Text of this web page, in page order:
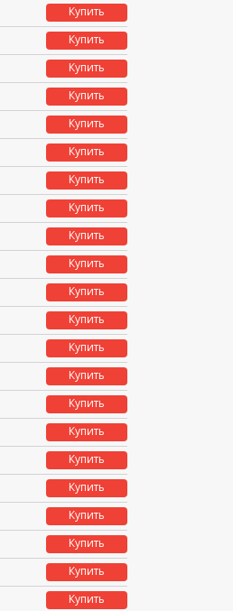
Купить
Купить
Купить
Купить
Купить
Купить
Купить
Купить
Купить
Купить
Купить
Купить
Купить
Купить
Купить
Купить
Купить
Купить
Купить
Купить
Купить
Купить